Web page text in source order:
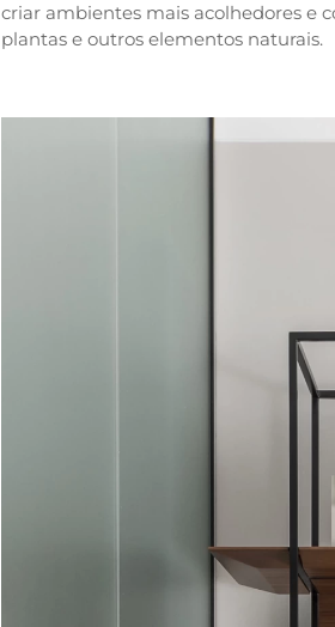
criar ambientes mais acolhedores e
plantas e outros elementos naturais.